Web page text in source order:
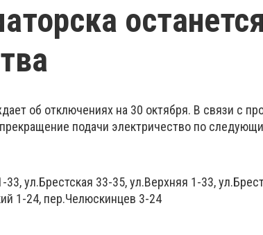
об отключениях на 30 октября. В связи с
подачи электричество по
ул.Брестская 33-35, ул.Верхняя 1-33,
1-24, пер.Челюскинцев 3-24